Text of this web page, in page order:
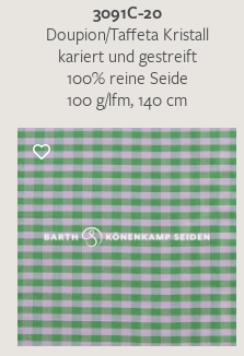
3091C-20
Doupion/Taffeta Kristall
kariert und gestreift
100% reine Seide
100 g/lfm, 140 cm